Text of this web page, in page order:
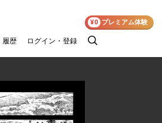
履歴 ログイン・登録
検
¥0 プレミアム体験